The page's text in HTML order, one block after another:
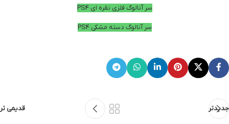
سر آنالوگ فلزی نقره ای PS4
سر آنالوگ دسته مشکی PS4
جدیدتر قدیمی تر